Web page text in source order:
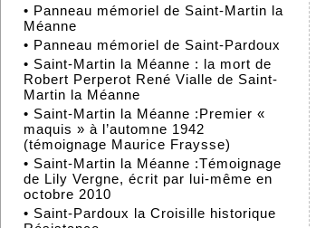
• Panneau mémoriel de Saint-Martin la
Méanne
• Panneau mémoriel de Saint-Pardoux
• Saint-Martin la Méanne : la mort de
Robert Perperot René Vialle de Saint-
Martin la Méanne
• Saint-Martin la Méanne :Premier «
maquis » à l’automne 1942
(témoignage Maurice Fraysse)
• Saint-Martin la Méanne :Témoignage
de Lily Vergne, écrit par lui-même en
octobre 2010
• Saint-Pardoux la Croisille historique